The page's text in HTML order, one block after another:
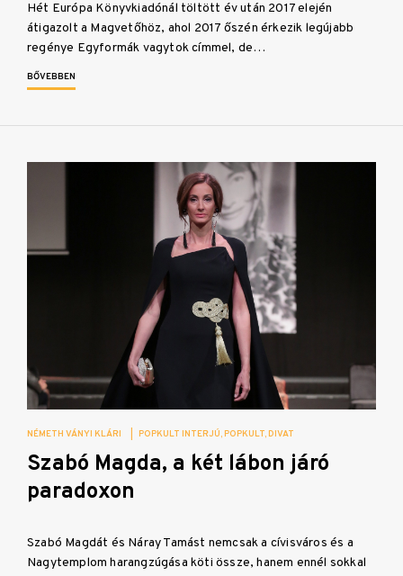
Hét Európa Könyvkiadónál töltött év után 2017 elején
átigazolt a Magvetőhöz, ahol 2017 őszén érkezik legújabb
regénye Egyformák vagytok címmel, de…
BŐVEBBEN
NÉMETH VÁNYI KLÁRI POPKULT INTERJÚ POPKULT DIVAT
Szabó Magda, a két lábon járó
paradoxon
Szabó Magdát és Náray Tamást nemcsak a cívisváros és a
Nagytemplom harangzúgása köti össze, hanem ennél sokkal